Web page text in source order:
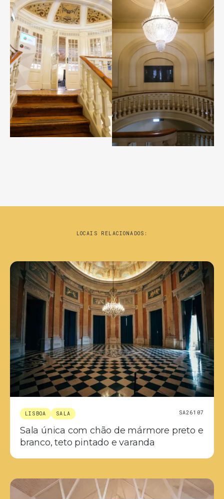
LOCAIS RELACIONADOS:
LISBOA SALA SA26107
Sala única com chão de mármore preto e
branco, teto pintado e varanda